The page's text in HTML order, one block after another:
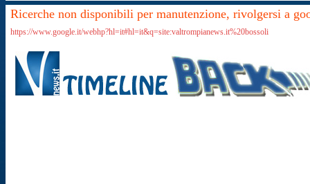
Ricerche non disponibili per manutenzione, rivolgersi a
https://www.google.it/webhp?hl=it#hl=it&q=site:valtrompianews.it%20bossoli